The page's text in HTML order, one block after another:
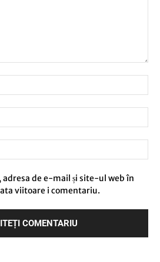
adresa de e-mail și site-ul web în
viitoare i comentariu.